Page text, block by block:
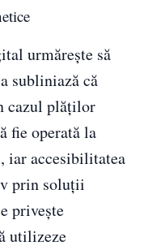
urmărește să
subliniază că
cazul plăților
fie operată la
iar accesibilitatea
prin soluții
privește
utilizeze